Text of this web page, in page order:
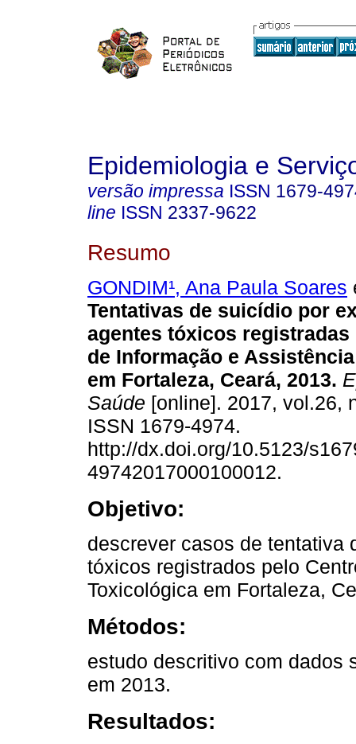
Epidemiologia e
versão impressa ISSN 1679-
line ISSN 2337-9622
Resumo
GONDIM¹, Ana Paula Soares
Tentativas de suicídio por
agentes tóxicos registradas
de Informação e
em Fortaleza, Ceará, 2013.
Saúde [online]. 2017, vol.26,
ISSN 1679-4974.
http://dx.doi.org/10.5123/
49742017000100012.
Objetivo:
descrever casos de tentativa
tóxicos registrados pelo
Toxicológica em Fortaleza,
Métodos:
estudo descritivo com dados
em 2013.
Resultados: